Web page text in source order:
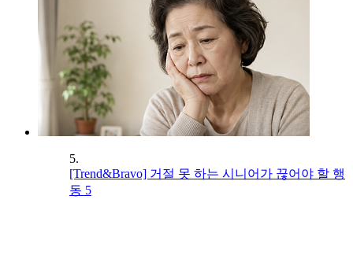
5.
[Trend&Bravo] 거절 못 하는 시니어가 끊어야 할 행
동 5